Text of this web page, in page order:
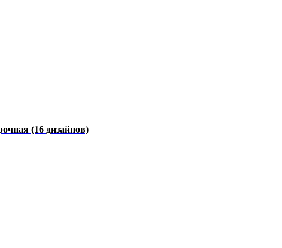
(16 дизайнов)